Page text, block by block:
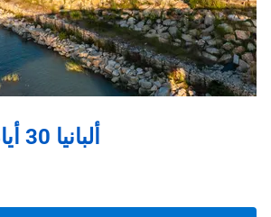
ألبانيا 30 أيام 15غيغابايت